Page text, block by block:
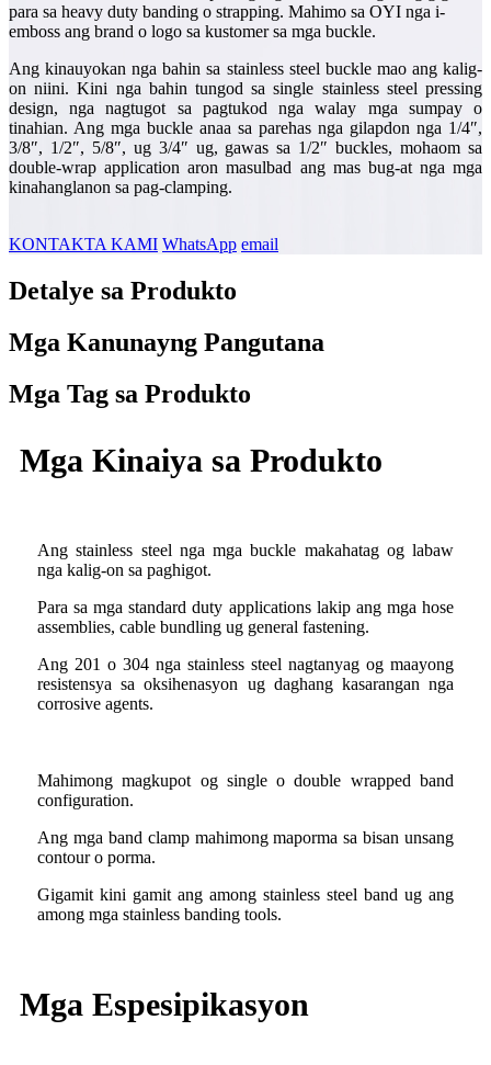
para sa heavy duty banding o strapping. Mahimo sa OYI nga i-
emboss ang brand o logo sa kustomer sa mga buckle.
Ang kinauyokan nga bahin sa stainless steel buckle mao ang kalig-
on niini. Kini nga bahin tungod sa single stainless steel pressing
design, nga nagtugot sa pagtukod nga walay mga sumpay o
tinahian. Ang mga buckle anaa sa parehas nga gilapdon nga 1/4″,
3/8″, 1/2″, 5/8″, ug 3/4″ ug, gawas sa 1/2″ buckles, mohaom sa
double-wrap application aron masulbad ang mas bug-at nga mga
kinahanglanon sa pag-clamping.
KONTAKTA KAMI WhatsApp email
Detalye sa Produkto
Mga Kanunayng Pangutana
Mga Tag sa Produkto
Mga Kinaiya sa Produkto
Ang stainless steel nga mga buckle makahatag og labaw
nga kalig-on sa paghigot.
Para sa mga standard duty applications lakip ang mga hose
assemblies, cable bundling ug general fastening.
Ang 201 o 304 nga stainless steel nagtanyag og maayong
resistensya sa oksihenasyon ug daghang kasarangan nga
corrosive agents.
Mahimong magkupot og single o double wrapped band
configuration.
Ang mga band clamp mahimong maporma sa bisan unsang
contour o porma.
Gigamit kini gamit ang among stainless steel band ug ang
among mga stainless banding tools.
Mga Espesipikasyon